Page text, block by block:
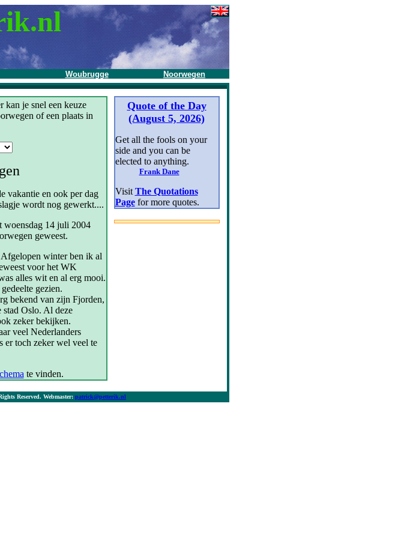
Woubrugge Noorwegen
kan je snel een keuze
of een plaats in
vakantie en ook per dag
wordt nog gewerkt....
woensdag 14 juli 2004
geweest.
winter ben ik al
voor het WK
alles wit en al erg mooi.
gezien.
bekend van zijn Fjorden,
stad Oslo. Al deze
zeker bekijken.
veel Nederlanders
er toch zeker wel veel te
te vinden.
Quote of the Day
(August 5, 2026)
Get all the fools on your
side and you can be
elected to anything.
Frank Dane
Visit The Quotations
Pagefor more quotes.
Reserved. Webmaster: patrick@petterik.nl